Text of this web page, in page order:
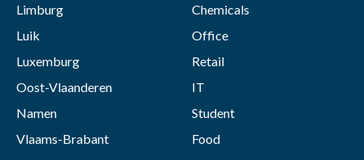
Limburg
Luik
Luxemburg
Oost-Vlaanderen
Namen
Vlaams-Brabant
Chemicals
Office
Retail
IT
Student
Food